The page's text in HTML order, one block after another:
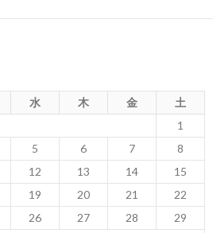
水 木 金 土
1
5 6 7
8
12 13 14
15
19 20 21
22
26 27 28
29